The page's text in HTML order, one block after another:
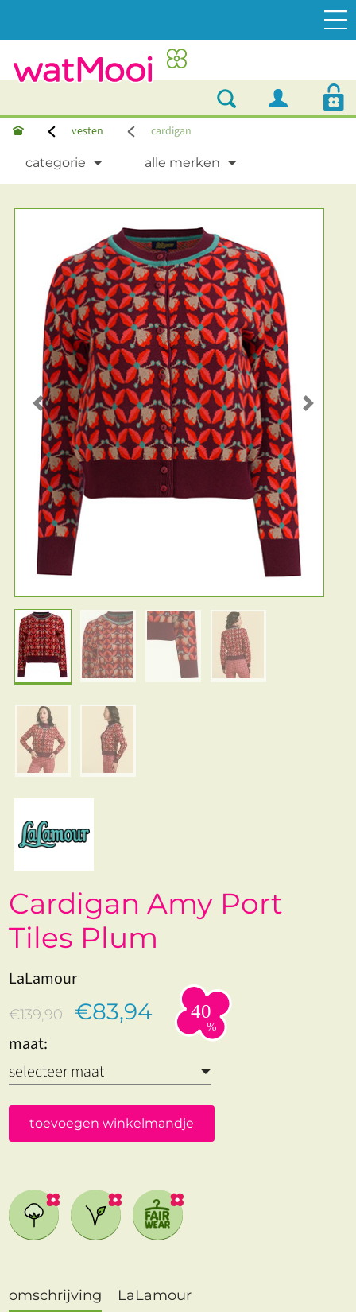
vesten cardigan
categorie alle merken
Previous Next
Cardigan Amy Port
Tiles Plum
LaLamour
€139,90 €83,94
maat:
toevoegen winkelmandje
omschrijving LaLamour